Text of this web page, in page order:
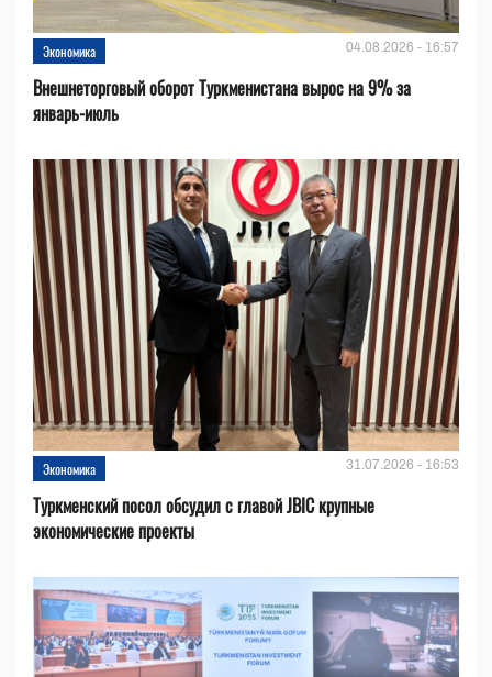
Экономика 04.08.2026 - 16:57
Внешнеторговый оборот Туркменистана вырос на 9% за
январь-июль
Экономика 31.07.2026 - 16:53
Туркменский посол обсудил с главой JBIC крупные
экономические проекты